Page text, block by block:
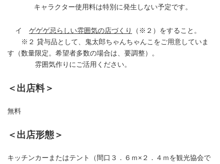
キャラクター使用料は特別に発生 しない予定です。
イ ゲゲゲ忌らしい雰囲気の店づくり
（※２）をすること。
※２ 貸与品として、鬼太郎ちゃんちゃんこをご用意していま
す（数量限定。希望者多数の場合は、要調整）。
雰囲気作りにご活用くださ い。
＜出店料＞
無料
＜出店形態＞
キッチンカーまたはテント（間口３．６ｍ×２．４ｍを観光協会で